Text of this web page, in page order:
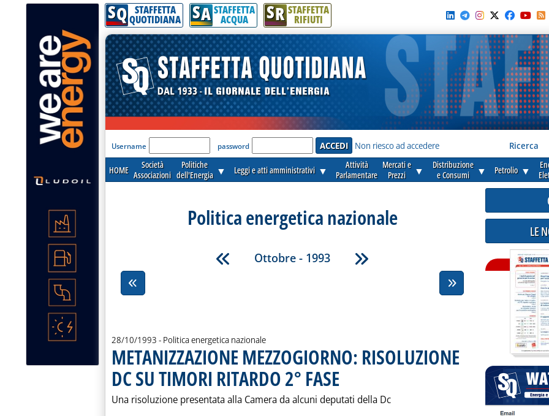
SQ STAFFETTA
QUOTIDIANA SA STAFFETTA
ACQUA SR STAFFETTA
RIFIUTI
'Modulo Login per accedere'
Username password Non riesco ad accedere Ricerca
HOME
Società
Associazioni
Politiche
dell'Energia ▼ Leggi e atti amministrativi ▼
Attività
Parlamentare
Mercati e
Prezzi
▼
Distribuzione
e Consumi
▼ Petrolio ▼
Politica energetica nazionale
Ottobre - 1993
28/10/1993 - Politica energetica nazionale
METANIZZAZIONE MEZZOGIORNO: RISOLUZIONE
DC SU TIMORI RITARDO 2° FASE
Una risoluzione presentata alla Camera da alcuni deputati della Dc
LE